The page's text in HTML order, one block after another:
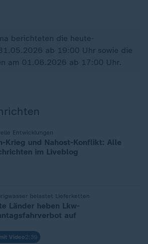
berichteten die heute-
ab 19:00 Uhr sowie die
am 01.06.2026 ab 17:00 Uhr.
Entwicklungen
Krieg und Nahost-Konflikt: Alle
im Liveblog
belastet Lieferketten
Länder heben Lkw-
auf
Video2:39